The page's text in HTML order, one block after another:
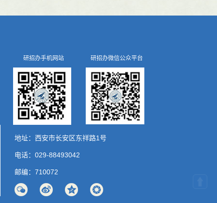
研招办手机网站 研招办微信公众平台
地址：西安市长安区东祥路1号
电话：029-88493042
邮编：710072